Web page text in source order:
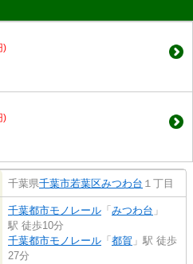
)
)
千葉県千葉市若葉区みつわ台 １丁目
千葉都市モノレール 「 みつわ台 」
駅 徒歩10分
千葉都市モノレール 「 都賀 」駅 徒歩
27分